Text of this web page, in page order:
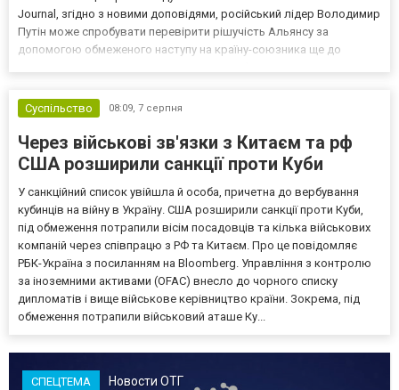
Journal, згідно з новими доповідями, російський лідер Володимир
Путін може спробувати перевірити рішучість Альянсу за
допомогою обмеженого наступу на країну-союзника ще до
Суспільство
08:09, 7 серпня
Через військові зв'язки з Китаєм та рф
США розширили санкції проти Куби
У санкційний список увійшла й особа, причетна до вербування
кубинців на війну в Україну. США розширили санкції проти Куби,
під обмеження потрапили вісім посадовців та кілька військових
компаній через співпрацю з РФ та Китаєм. Про це повідомляє
РБК-Україна з посиланням на Bloomberg. Управління з контролю
за іноземними активами (OFAC) внесло до чорного списку
дипломатів і вище військове керівництво країни. Зокрема, під
обмеження потрапили військовий аташе Ку...
СПЕЦТЕМА Новости ОТГ